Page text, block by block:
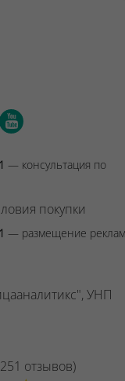
— консультация по
покупки
— размещение
УНП
251 отзывов)